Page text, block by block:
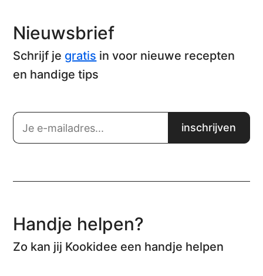
Nieuwsbrief
Schrijf je gratis in voor nieuwe recepten
en handige tips
Handje helpen?
Zo kan jij Kookidee een handje helpen